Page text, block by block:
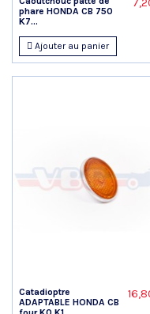
phare HONDA CB 750
K7...
Ajouter au panier
Catadioptre
ADAPTABLE HONDA CB